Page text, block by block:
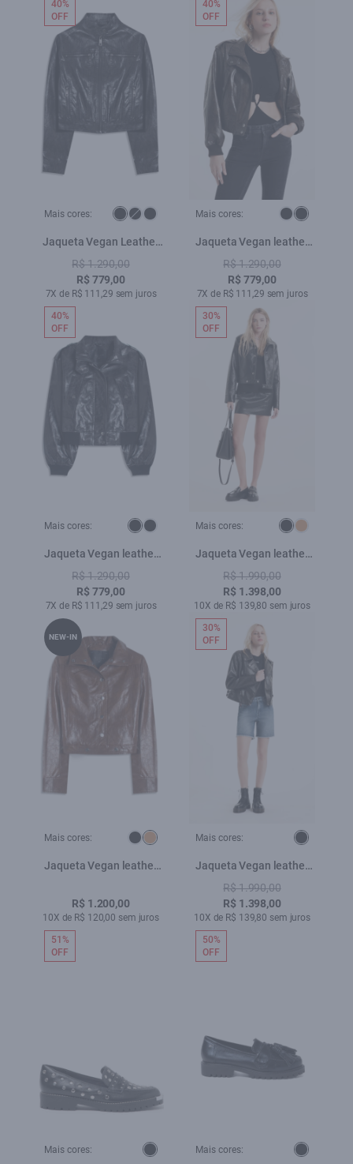
Mais cores:
Jaqueta Vegan Leather
Biker Preto
R$ 1.290,00
R$ 779,00
7X de R$ 111,29 sem juros
40%
OFF
Mais cores:
Jaqueta Vegan leather
Aged Bomber Dark Brown
R$ 1.290,00
R$ 779,00
7X de R$ 111,29 sem juros
40%
OFF
Mais cores:
Jaqueta Vegan leather
Aged Bomber Preto
R$ 1.290,00
R$ 779,00
7X de R$ 111,29 sem juros
40%
OFF
Mais cores:
Jaqueta Vegan leather
Biker Preto
R$ 1.990,00
R$ 1.398,00
10X de R$ 139,80 sem juros
30%
OFF
Mais cores:
Jaqueta Vegan leather
R$ 1.200,00
10X de R$ 120,00 sem juros
NEW-IN
Mais cores:
Jaqueta Vegan leather
Perfecto Dark Brown
R$ 1.990,00
R$ 1.398,00
10X de R$ 139,80 sem juros
30%
OFF
Mais cores:
51%
OFF
Mais cores:
50%
OFF